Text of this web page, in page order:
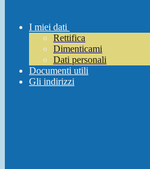
I miei dati
Rettifica
Dimenticami
Dati personali
Documenti utili
Gli indirizzi